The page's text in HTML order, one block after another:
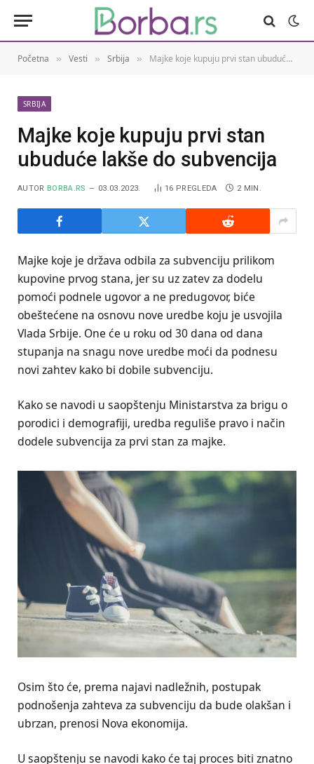
Početna » Vesti » Srbija » Majke koje kupuju prvi stan ubuduće lakše do subvencija
SRBIJA
Majke koje kupuju prvi stan
ubuduće lakše do subvencija
AUTOR BORBA.RS 03.03.2023. 16 PREGLEDA 2 MIN.
Majke koje je država odbila za subvenciju prilikom
kupovine prvog stana, jer su uz zatev za dodelu
pomoći podnele ugovor a ne predugovor, biće
obeštećene na osnovu nove uredbe koju je usvojila
Vlada Srbije. One će u roku od 30 dana od dana
stupanja na snagu nove uredbe moći da podnesu
novi zahtev kako bi dobile subvenciju.
Kako se navodi u saopštenju Ministarstva za brigu o
porodici i demografiji, uredba reguliše pravo i način
dodele subvencija za prvi stan za majke.
Osim što će, prema najavi nadležnih, postupak
podnošenja zahteva za subvenciju da bude olakšan i
ubrzan, prenosi Nova ekonomija.
U saopštenju se navodi kako će taj proces biti znatno